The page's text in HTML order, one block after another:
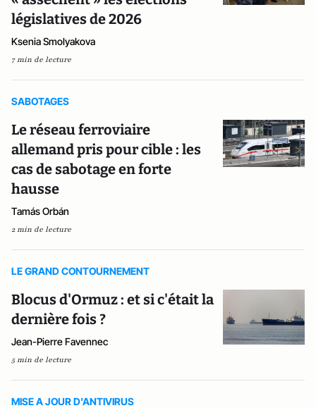
législatives de 2026
Ksenia Smolyakova
7 min de lecture
SABOTAGES
Le réseau ferroviaire
allemand pris pour cible : les
cas de sabotage en forte
hausse
Tamás Orbán
2 min de lecture
LE GRAND CONTOURNEMENT
Blocus d'Ormuz : et si c'était la
dernière fois ?
Jean-Pierre Favennec
5 min de lecture
MISE A JOUR D'ANTIVIRUS